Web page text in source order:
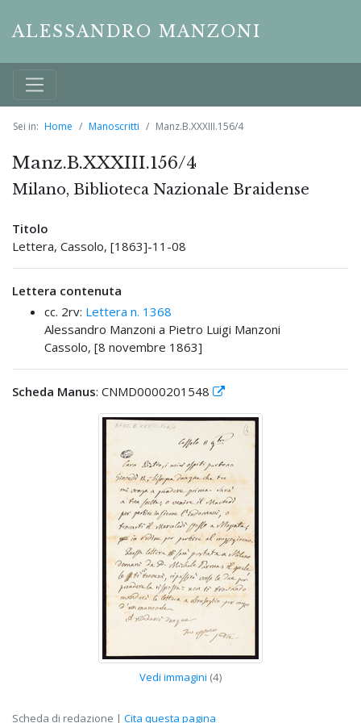
ALESSANDRO MANZONI
Sei in: Home Manoscritti Manz.B.XXXIII.156/4
Manz.B.XXXIII.156/4
Milano, Biblioteca Nazionale Braidense
Titolo
Lettera, Cassolo, [1863]-11-08
Lettera contenuta
cc. 2rv: Lettera n. 1368
Alessandro Manzoni a Pietro Luigi Manzoni
Cassolo, [8 novembre 1863]
Scheda Manus: CNMD0000201548
Vedi immagini (4)
Scheda di redazione | Cita questa pagina